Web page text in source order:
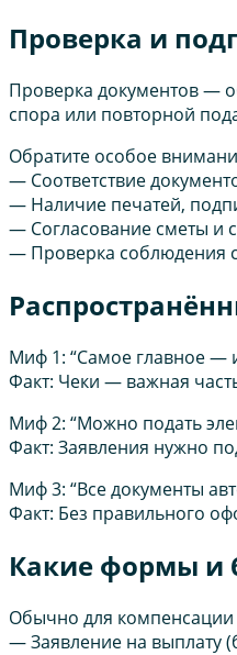
Проверка и
Проверка документов —
спора или повторной
Обратите особое
— Соответствие
— Наличие печатей,
— Согласование сметы и
— Проверка соблюдения
Миф 1: “Самое главное —
Факт: Чеки — важная
Миф 2: “Можно подать
Факт: Заявления нужно
Миф 3: “Все документы
Факт: Без правильного
Какие формы и
Обычно для
— Заявление на выплату